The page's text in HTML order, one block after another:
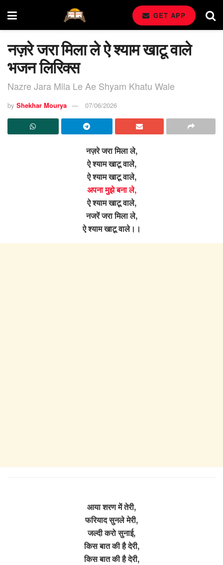
GET APP
नज़रे जरा मिला ले ऐ श्याम खाटू वाले
भजन लिरिक्स
Nazre Jara Mila Le Ae Shyam Khatu Wale
by Shekhar Mourya 07/06/2026
नज़रे जरा मिला ले,
ऐ श्याम खाटू वाले,
ऐ श्याम खाटू वाले,
अपना मुझे बना ले,
ऐ श्याम खाटू वाले,
नजरें जरा मिला ले,
ऐ श्याम खाटू वाले।।
आया शरण में तेरी,
फरियाद सुनले मेरी,
जल्दी करो सुनाई,
किस बात की है देरी,
किस बात की है देरी,